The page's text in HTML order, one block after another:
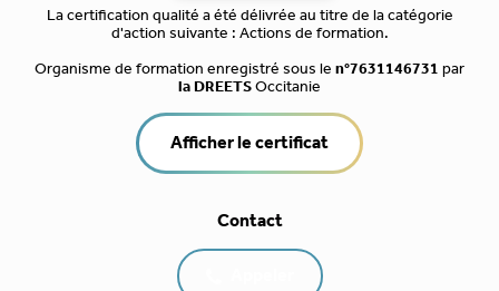
La certification qualité a été délivrée au titre de la catégorie
d'action suivante : Actions de formation.
Organisme de formation enregistré sous len°7631146731par
la DREETSOccitanie
Afficher le certificat
Contact